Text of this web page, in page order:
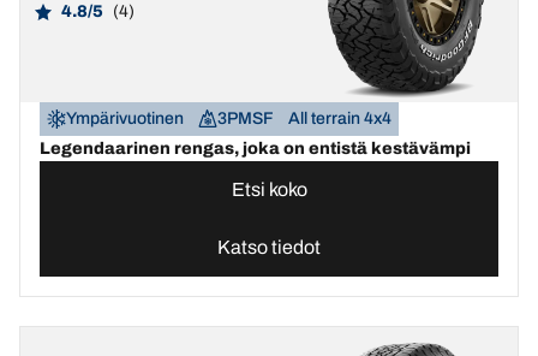
4.8/5 (4)
Ympärivuotinen 3PMSF
All terrain 4x4
Legendaarinen rengas, joka on entistä kestävämpi
Etsi koko
Katso tiedot